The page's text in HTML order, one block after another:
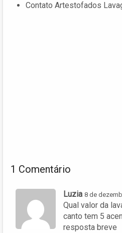
Contato Artestofados
1 Comentário
Luzia 8 de
Qual valor da
canto tem 5
resposta breve